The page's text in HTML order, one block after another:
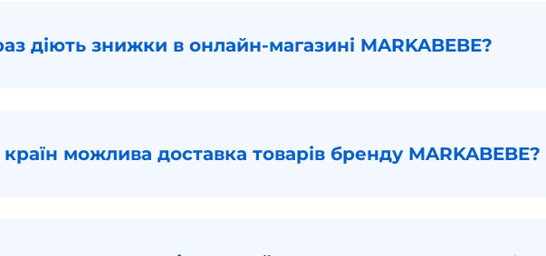
діють знижки в онлайн-магазині MARKABEBE?
можлива доставка товарів бренду MARKABEBE?